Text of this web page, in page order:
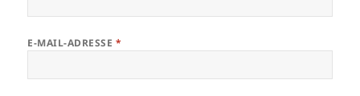
E-MAIL-ADRESSE *